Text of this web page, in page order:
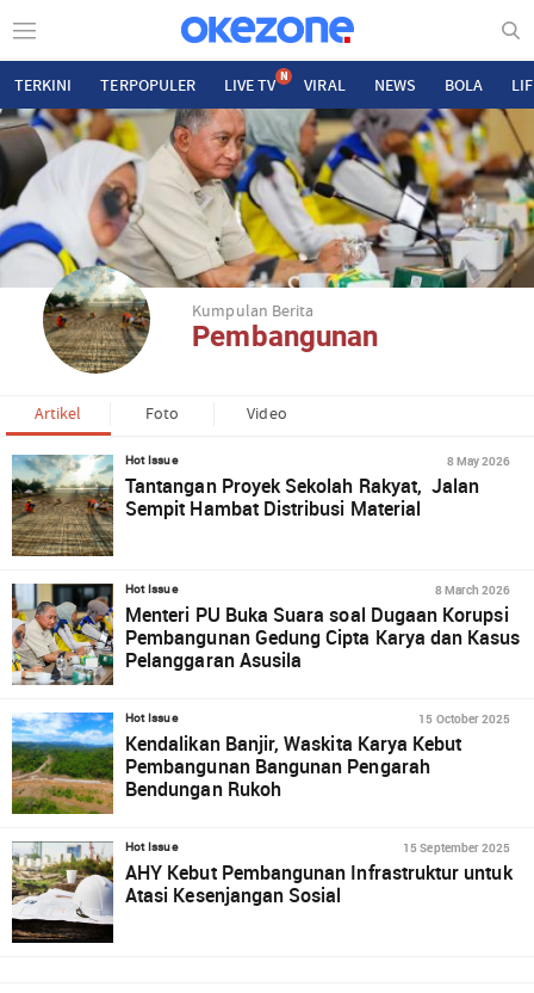
TERKINI TERPOPULER LIVE TV N VIRAL NEWS BOLA
Kumpulan Berita
Pembangunan
Artikel Foto Video
Hot Issue 8 May 2026
Tantangan Proyek Sekolah Rakyat, Jalan
Sempit Hambat Distribusi Material
Hot Issue 8 March 2026
Menteri PU Buka Suara soal Dugaan Korupsi
Pembangunan Gedung Cipta Karya dan Kasus
Pelanggaran Asusila
Hot Issue 15 October 2025
Kendalikan Banjir, Waskita Karya Kebut
Pembangunan Bangunan Pengarah
Bendungan Rukoh
Hot Issue 15 September 2025
AHY Kebut Pembangunan Infrastruktur untuk
Atasi Kesenjangan Sosial